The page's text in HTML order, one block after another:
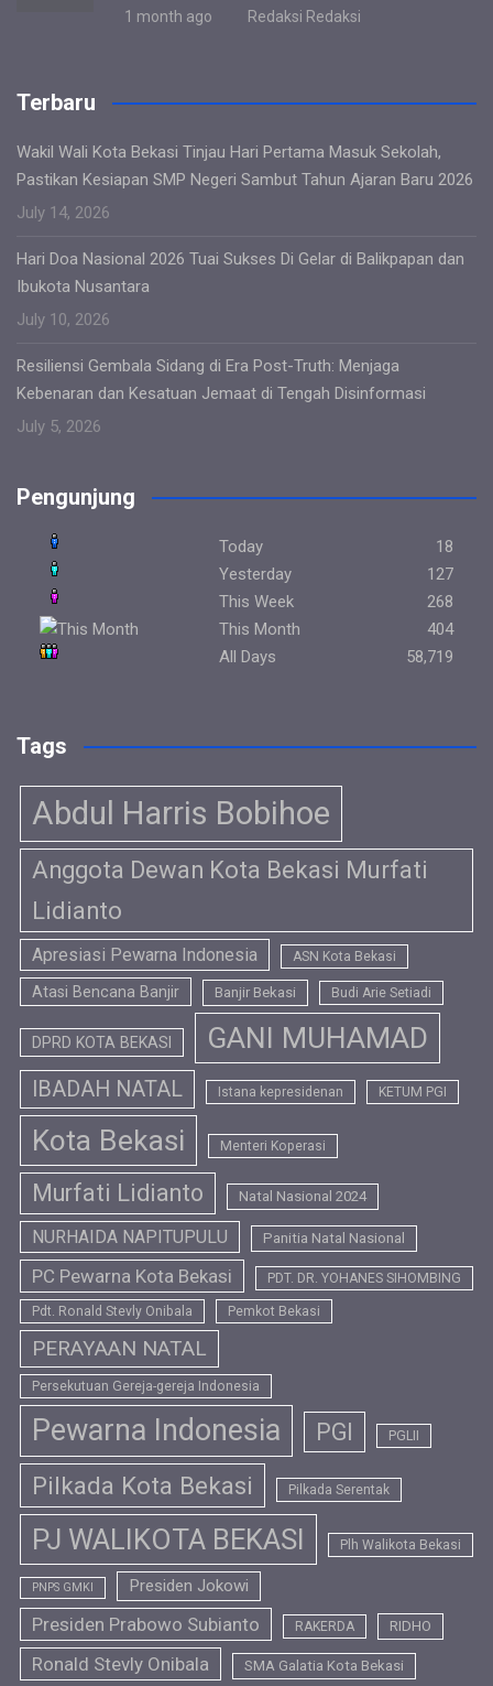
1 month ago Redaksi Redaksi
Terbaru
Wakil Wali Kota Bekasi Tinjau Hari Pertama Masuk Sekolah,
Pastikan Kesiapan SMP Negeri Sambut Tahun Ajaran Baru 2026
July 14, 2026
Hari Doa Nasional 2026 Tuai Sukses Di Gelar di Balikpapan dan
Ibukota Nusantara
July 10, 2026
Resiliensi Gembala Sidang di Era Post-Truth: Menjaga
Kebenaran dan Kesatuan Jemaat di Tengah Disinformasi
July 5, 2026
Pengunjung
Today
18
Yesterday
127
This Week
268
This Month
404
All Days
58,719
Tags
Abdul Harris Bobihoe
Anggota Dewan Kota Bekasi Murfati
Lidianto
Apresiasi Pewarna Indonesia ASN Kota Bekasi
Atasi Bencana Banjir Banjir Bekasi Budi Arie Setiadi
DPRD KOTA BEKASI GANI MUHAMAD
IBADAH NATAL Istana kepresidenan KETUM PGI
Kota Bekasi Menteri Koperasi
Murfati Lidianto Natal Nasional 2024
NURHAIDA NAPITUPULU Panitia Natal Nasional
PC Pewarna Kota Bekasi PDT. DR. YOHANES SIHOMBING
Pdt. Ronald Stevly Onibala Pemkot Bekasi
PERAYAAN NATAL
Persekutuan Gereja-gereja Indonesia
Pewarna Indonesia PGI PGLII
Pilkada Kota Bekasi Pilkada Serentak
PJ WALIKOTA BEKASI Plh Walikota Bekasi
PNPS GMKI Presiden Jokowi
Presiden Prabowo Subianto RAKERDA RIDHO
Ronald Stevly Onibala SMA Galatia Kota Bekasi